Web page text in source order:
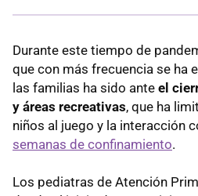
Durante este tiempo de
que con más frecuencia se ha
las familias ha sido ante el
y áreas recreativas, que ha
niños al juego y la interacción
semanas de confinamiento.
Los pediatras de Atención